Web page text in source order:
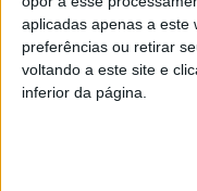
aplicadas apenas a este
preferências ou retirar
voltando a este site e
inferior da página.
que se inscreveram
as mais-valias de
através das várias
assim a apostar na